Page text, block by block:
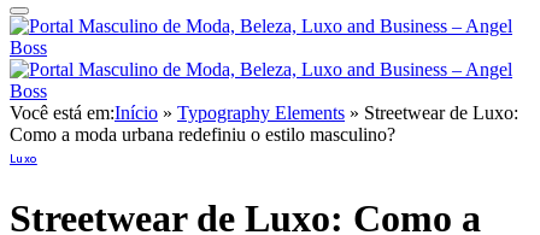
Você está em:Início » Typography Elements » Streetwear de Luxo:
Como a moda urbana redefiniu o estilo masculino?
Luxo
Streetwear de Luxo: Como a